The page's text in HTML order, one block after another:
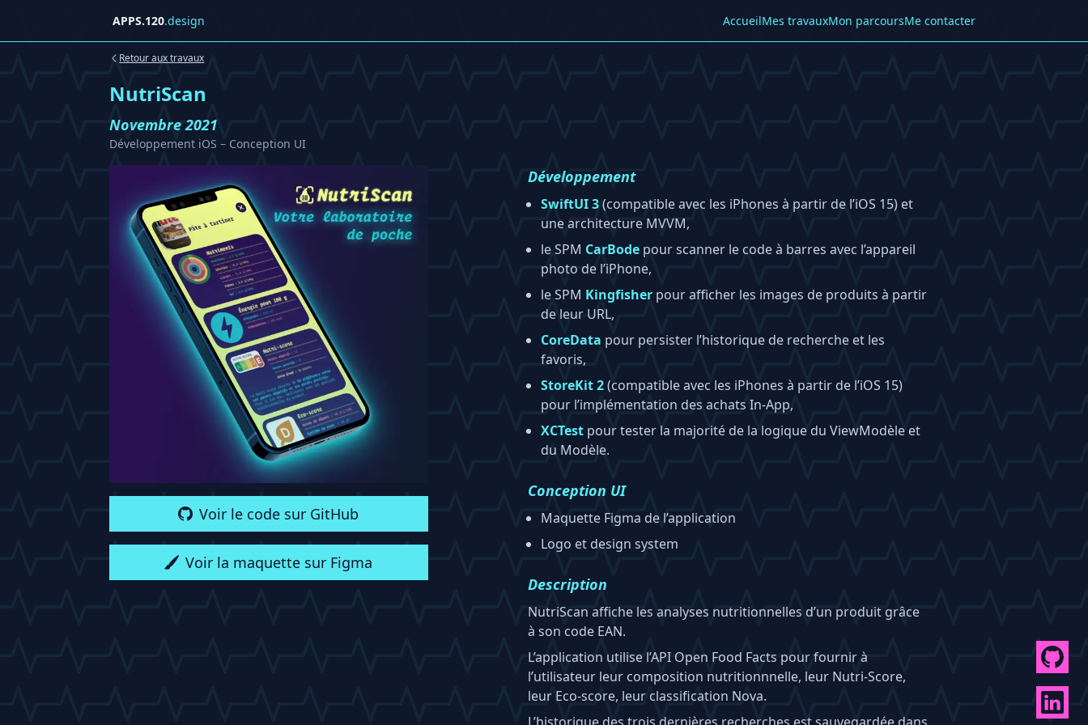
APPS.120.design AccueilMes travauxMon parcoursMe contacter
Retour aux travaux
NutriScan
Novembre 2021
Développement iOS – Conception UI
Voir le code sur GitHub
Voir la maquette sur Figma
Développement
SwiftUI 3(compatible avec les iPhones à partir de l’iOS 15) et
une architecture MVVM,
le SPM CarBodepour scanner le code à barres avec l’appareil
photo de l’iPhone,
le SPM Kingfisherpour afficher les images de produits à partir
de leur URL,
CoreData pour persister l’historique de recherche et les
favoris,
StoreKit 2(compatible avec les iPhones à partir de l’iOS 15)
pour l’implémentation des achats In-App,
XCTestpour tester la majorité de la logique du ViewModèle et
du Modèle.
Conception UI
Maquette Figma de l’application
Logo et design system
Description
NutriScan affiche les analyses nutritionnelles d’un produit grâce
à son code EAN.
L’application utilise l’API Open Food Facts pour fournir à
l’utilisateur leur composition nutritionnnelle, leur Nutri-Score,
leur Eco-score, leur classification Nova.